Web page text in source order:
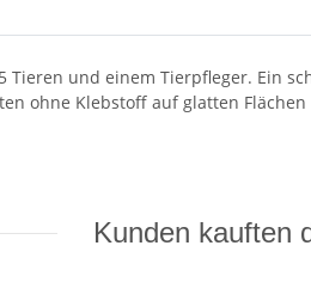
Tieren und einem Tierpfleger. Ein
ohne Klebstoff auf glatten
Kunden kauften